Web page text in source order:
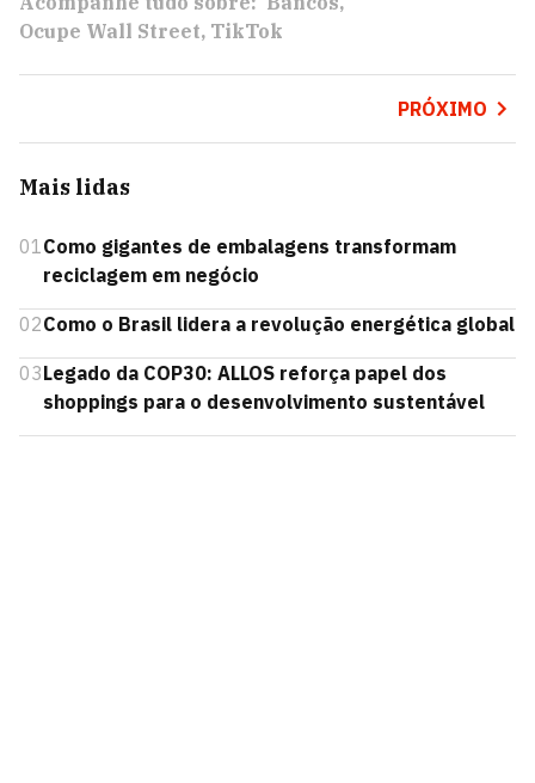
Ocupe Wall Street TikTok
PRÓXIMO
Mais lidas
01Como gigantes de embalagens transformam
reciclagem em negócio
02Como o Brasil lidera a revolução energética global
03Legado da COP30: ALLOS reforça papel dos
shoppings para o desenvolvimento sustentável